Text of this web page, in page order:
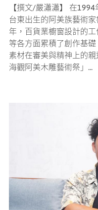
【撰文/嚴瀟瀟】 在
台東出生的阿美族藝術
年，百貨業櫥窗設計的
等各方面累積了創作基
素材在審美與精神上的
海觀阿美木雕藝術祭」...